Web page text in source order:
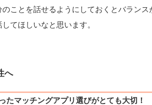
ことを話せるようにしておくとバランス
てほしいなと思います。
へ
たマッチングアプリ選びがとても大切！